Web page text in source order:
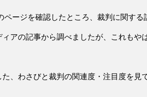
ージを確認したところ、裁判に関する
アの記事から調べましたが、これもや
、わさびと裁判の関連度・注目度を見